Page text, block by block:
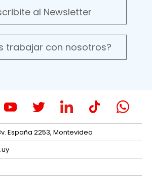
al Newsletter
trabajar con nosotros?
España 2253, Montevideo